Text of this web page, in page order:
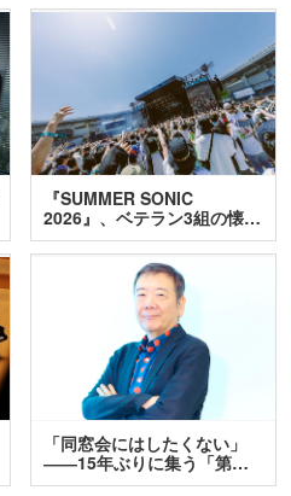
『SUMMER SONIC
2026』、ベテラン3組の懐…
「同窓会にはしたくない」
――15年ぶりに集う「第…